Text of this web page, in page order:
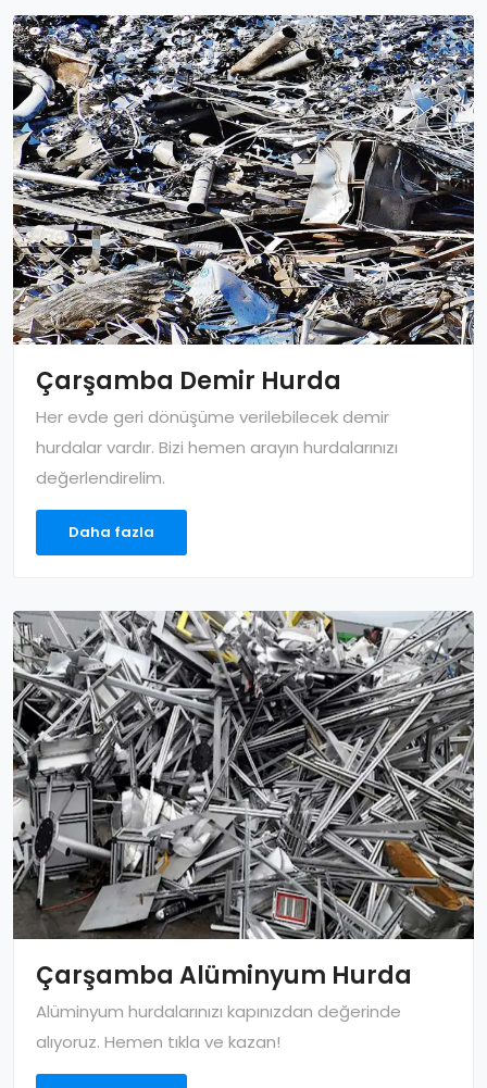
Çarşamba Demir Hurda
Her evde geri dönüşüme verilebilecek demir
hurdalar vardır. Bizi hemen arayın hurdalarınızı
değerlendirelim.
Daha fazla
Çarşamba Alüminyum Hurda
Alüminyum hurdalarınızı kapınızdan değerinde
alıyoruz. Hemen tıkla ve kazan!